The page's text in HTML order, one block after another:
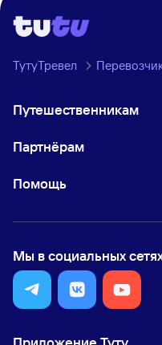
ТутуТревел
Путешественникам
Партнёрам
Помощь
Мы в социальных